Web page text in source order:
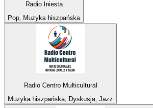
Radio Iniesta
Pop, Muzyka hiszpańska
Radio Centro Multicultural
Muzyka hiszpańska, Dyskusja, Jazz